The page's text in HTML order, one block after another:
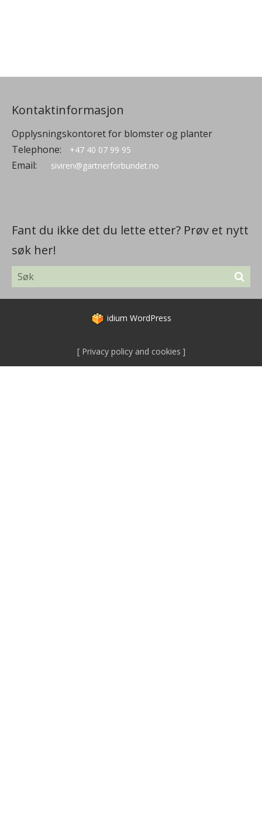
Kontaktinformasjon
Opplysningskontoret for blomster og planter
Telephone:
+47 40 07 99 95
Email: siviren@gartnerforbundet.no
Fant du ikke det du lette etter? Prøv et nytt
søk her!
idium WordPress
Privacy policy and cookies